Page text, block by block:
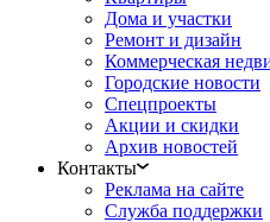
Дома и участки
Ремонт и дизайн
Коммерческая
Городские новости
Спецпроекты
Акции и скидки
Архив новостей
Контакты
Реклама на сайте
Служба поддержки